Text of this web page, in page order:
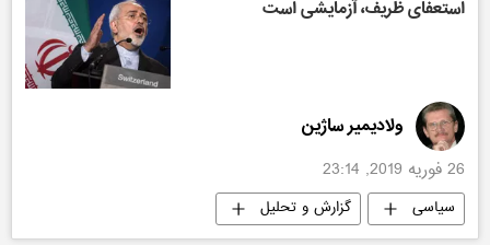
استعفای ظریف، آزمایشی است
ولادیمیر ساژین
26 فوریه 2019, 23:14
سیاسی گزارش و تحلیل